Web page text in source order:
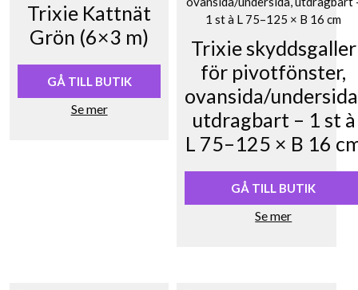
Trixie Kattnät
Grön (6×3 m)
GÅ TILL BUTIK
Se mer
Trixie skyddsgaller
för pivotfönster,
ovansida/
utdragbart – 1 st à
L 75–125 × B 16
GÅ TILL BUTIK
Se mer